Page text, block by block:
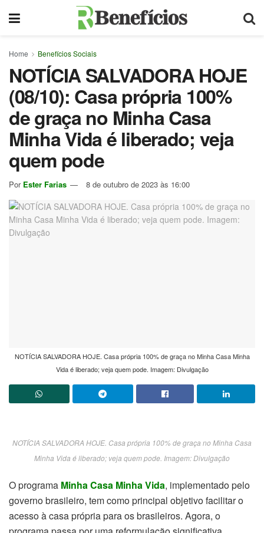
Home Benefícios Sociais
NOTÍCIA SALVADORA HOJE
(08/10): Casa própria 100%
de graça no Minha Casa
Minha Vida é liberado; veja
quem pode
Por Ester Farias 8 de outubro de 2023 às 16:00
NOTÍCIA SALVADORA HOJE. Casa própria 100% de graça no Minha Casa Minha
Vida é liberado; veja quem pode. Imagem: Divulgação
NOTÍCIA SALVADORA HOJE. Casa própria 100% de graça no Minha Casa
Minha Vida é liberado; veja quem pode. Imagem: Divulgação
O programa Minha Casa Minha Vida, implementado pelo
governo brasileiro, tem como principal objetivo facilitar o
acesso à casa própria para os brasileiros. Agora, o